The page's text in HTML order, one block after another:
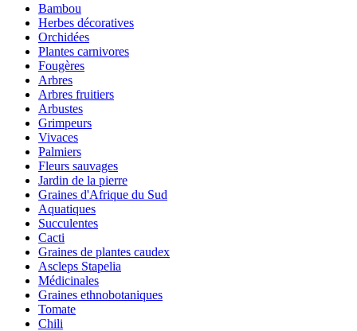
Bambou
Herbes décoratives
Orchidées
Plantes carnivores
Fougères
Arbres
Arbres fruitiers
Arbustes
Grimpeurs
Vivaces
Palmiers
Fleurs sauvages
Jardin de la pierre
Graines d'Afrique du Sud
Aquatiques
Succulentes
Cacti
Graines de plantes caudex
Ascleps Stapelia
Médicinales
Graines ethnobotaniques
Tomate
Chili